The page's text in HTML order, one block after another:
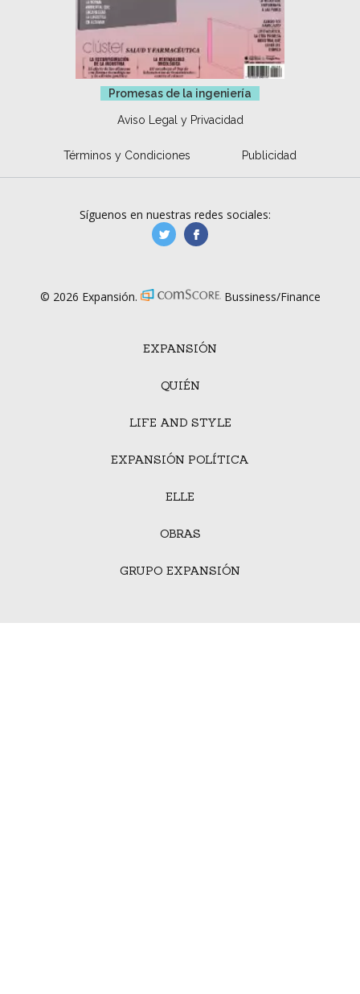
Promesas de la ingeniería
Aviso Legal y Privacidad
Términos y Condiciones Publicidad
EXPANSIÓN
QUIÉN
LIFE AND STYLE
EXPANSIÓN POLÍTICA
ELLE
OBRAS
GRUPO EXPANSIÓN
Síguenos en nuestras redes sociales:
manufacturaGE
© 2026 Expansión. Bussiness/Finance